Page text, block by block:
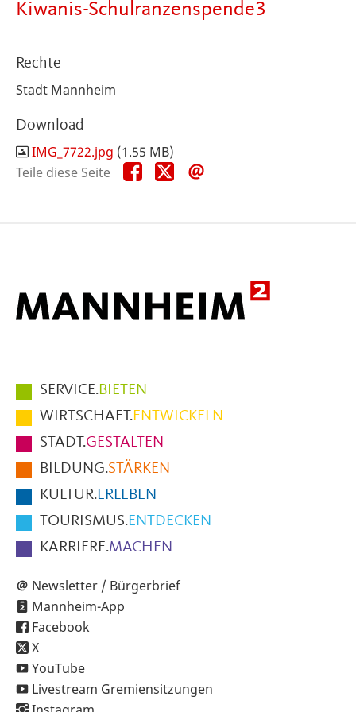
Kiwanis-Schulranzenspende3
Rechte
Stadt Mannheim
Download
IMG_7722.jpg (1.55 MB)
Teile diese Seite
Teile
diese
Teile
diese
Hauptmenüpunkte
im
Fußbereich
der
Seite
SERVICE.BIETEN
WIRTSCHAFT.ENTWICKELN
STADT.GESTALTEN
BILDUNG.STÄRKEN
KULTUR.ERLEBEN
TOURISMUS.ENTDECKEN
KARRIERE.MACHEN
Newsletter / Bürgerbrief
Mannheim-App
Facebook
X
YouTube
Livestream Gremiensitzungen